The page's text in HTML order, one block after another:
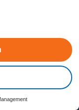
sind
17 Uhr für